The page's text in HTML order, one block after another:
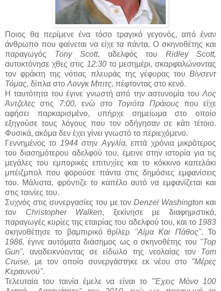
Ποιος θα περίμενε ένα τόσο τραγικό γεγονός, από έναν
άνθρωπο που φαίνεται να είχε τα πάντα. Ο σκηνοθέτης και
παραγωγός Tony Scott, αδελφός του Ridley Scott,
αυτοκτόνησε χθες στις 12:30 το μεσημέρι, σκαρφαλώνοντας
τον φράκτη της νότιας πλευράς της γέφυρας του Βίνσεντ
Τόμας, δίπλα στο Λονγκ Μπιτς, πέφτοντας στο κενό.
Η ταυτότητα του έγινε γνωστή από την αστυνομία του Λος
Άντζελες στις 7:00, ενώ στο Τογιότα Πράιους που είχε
αφήσει παρκαρισμένο, υπήρχε σημείωμα στο οποίο
εξηγούσε τους λόγους που τον οδήγησαν σε κάτι τέτοιο.
Φυσικά, ακόμα δεν έχει γίνει γνωστό το περιεχόμενο.
Γεννημένος το 1944στην Αγγλία, επτά χρόνια μικρότερος
του διασημότερου αδελφού του, έμεινε στην ιστορία για τις
μεγάλες του εμπορικές επιτυχίες και το κόκκινο καπελάκι
μπέιζμπολ που φορούσε πάντα στις δημόσιες εμφανίσεις
του. Μάλιστα, φρόντιζε το καπέλο αυτό να εμφανίζεται και
στις ταινίες του.
Συχνός στις συνεργασίες του με τονDenzel Washington και
τον Christopher Walken, ξεκίνησε με διαφημιστικά,
παραγωγές κυρίες της εταιρίας του αδελφού του, και το1983
σκηνοθέτησε το βαμπιρικό θρίλερ "Αίμα Και Πάθος". Το
1986,έγινε αυτόματα διάσημος ως ο σκηνοθέτης του "Top
Gun", αναδεικνύοντας σε είδωλο της νεολαίας τον Tom
Cruise, με τον οποίο συνεργάστηκε εκ νέου στο "Μέρες
Κεραυνού".
Τελευταία του ταινία έμελε να είναι το "Έχεις Μόνο 100